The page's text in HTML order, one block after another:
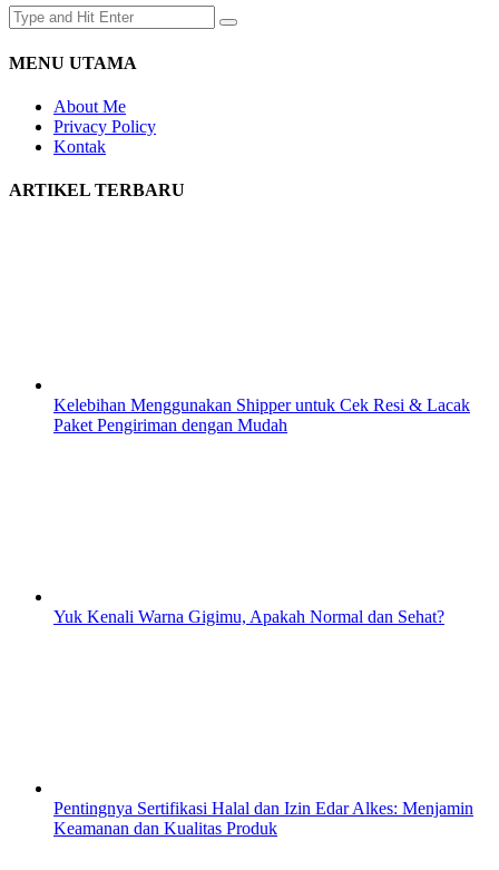
MENU UTAMA
About Me
Privacy Policy
Kontak
ARTIKEL TERBARU
Kelebihan Menggunakan Shipper untuk Cek Resi & Lacak
Paket Pengiriman dengan Mudah
Yuk Kenali Warna Gigimu, Apakah Normal dan Sehat?
Pentingnya Sertifikasi Halal dan Izin Edar Alkes: Menjamin
Keamanan dan Kualitas Produk